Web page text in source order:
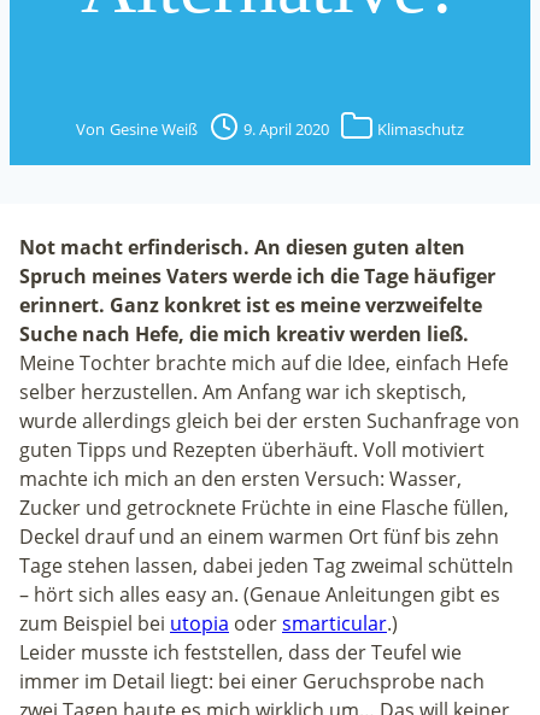
Von Gesine Weiß 9. April 2020 Klimaschutz
Not macht erfinderisch. An diesen guten alten
Spruch meines Vaters werde ich die Tage häufiger
erinnert. Ganz konkret ist es meine verzweifelte
Suche nach Hefe, die mich kreativ werden ließ.
Meine Tochter brachte mich auf die Idee, einfach Hefe
selber herzustellen. Am Anfang war ich skeptisch,
wurde allerdings gleich bei der ersten Suchanfrage von
guten Tipps und Rezepten überhäuft. Voll motiviert
machte ich mich an den ersten Versuch: Wasser,
Zucker und getrocknete Früchte in eine Flasche füllen,
Deckel drauf und an einem warmen Ort fünf bis zehn
Tage stehen lassen, dabei jeden Tag zweimal schütteln
– hört sich alles easy an. (Genaue Anleitungen gibt es
zum Beispiel bei utopia odersmarticular.)
Leider musste ich feststellen, dass der Teufel wie
immer im Detail liegt: bei einer Geruchsprobe nach